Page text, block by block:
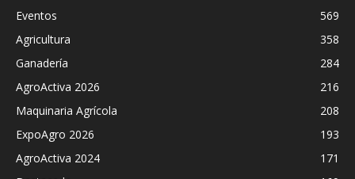
Eventos
569
Agricultura
358
Ganadería
284
AgroActiva 2026
216
Maquinaria Agrícola
208
ExpoAgro 2026
193
AgroActiva 2024
171